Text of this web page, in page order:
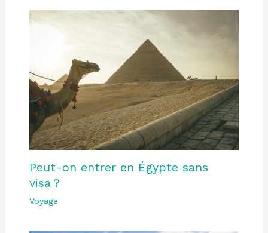
Peut-on entrer en Égypte sans
visa ?
Voyage